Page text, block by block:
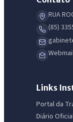
RUA
(85)
Links
Portal da
Diário